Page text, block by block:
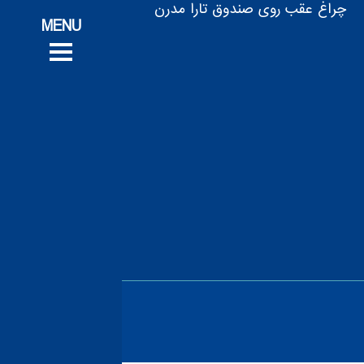
پروژه‌های
پروژه‌های
چراغ عقب روی صندوق تارا مدرن